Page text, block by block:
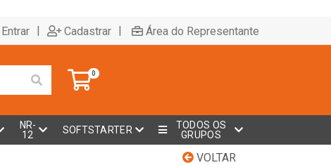
Entrar | Cadastrar | Área do Representante
0
NR-
12
SOFTSTARTER
TODOS OS
GRUPOS
VOLTAR